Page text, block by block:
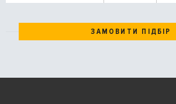
ЗАМОВИТИ ПІДБІР